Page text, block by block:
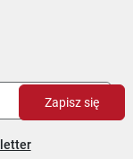
Zapisz się